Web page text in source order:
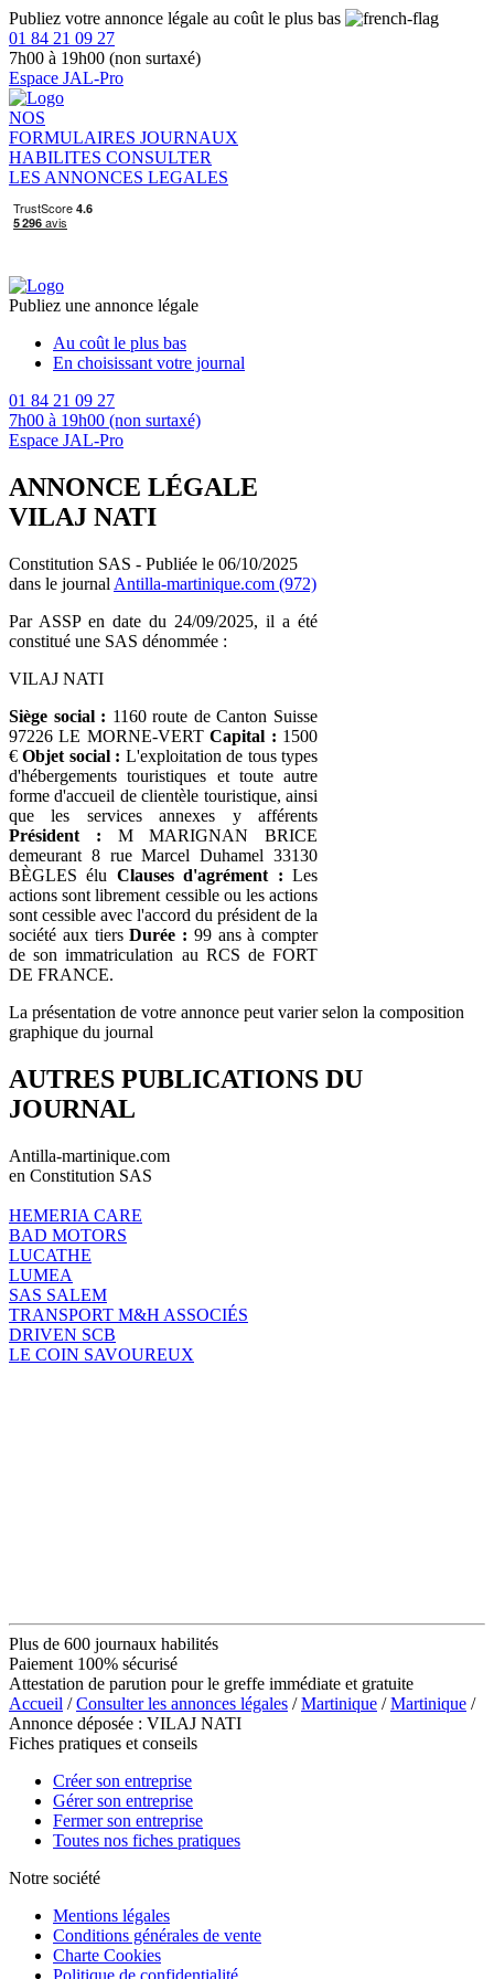
Publiez votre annonce légale au coût le plus bas
01 84 21 09 27
7h00 à 19h00 (non surtaxé)
Espace JAL-Pro
NOS
FORMULAIRES JOURNAUX
HABILITES CONSULTER
LES ANNONCES LEGALES
Publiez une annonce légale
Au coût le plus bas
En choisissant votre journal
01 84 21 09 27
7h00 à 19h00 (non surtaxé)
Espace JAL-Pro
ANNONCE LÉGALE
VILAJ NATI
Constitution SAS - Publiée le 06/10/2025
dans le journal Antilla-martinique.com (972)
Par ASSP en date du 24/09/2025, il a été
constitué une SAS dénommée :
VILAJ NATI
Siège social : 1160 route de Canton Suisse
97226 LE MORNE-VERTCapital : 1500
€Objet social : L'exploitation de tous types
d'hébergements touristiques et toute autre
forme d'accueil de clientèle touristique, ainsi
que les services annexes y afférents
Président : M MARIGNAN BRICE
demeurant 8 rue Marcel Duhamel 33130
BÈGLES élu Clauses d'agrément : Les
actions sont librement cessible ou les actions
sont cessible avec l'accord du président de la
société aux tiersDurée : 99 ans à compter
de son immatriculation au RCS de FORT
DE FRANCE.
La présentation de votre annonce peut varier selon la composition
graphique du journal
AUTRES PUBLICATIONS DU
JOURNAL
Antilla-martinique.com
en Constitution SAS
HEMERIA CARE
BAD MOTORS
LUCATHE
LUMEA
SAS SALEM
TRANSPORT M&H ASSOCIÉS
DRIVEN SCB
LE COIN SAVOUREUX
Plus de 600 journaux habilités
Paiement 100% sécurisé
Attestation de parution pour le greffe immédiate et gratuite
Accueil /Consulter les annonces légales /Martinique /Martinique /
Annonce déposée : VILAJ NATI
Fiches pratiques et conseils
Créer son entreprise
Gérer son entreprise
Fermer son entreprise
Toutes nos fiches pratiques
Notre société
Mentions légales
Conditions générales de vente
Charte Cookies
Politique de confidentialité